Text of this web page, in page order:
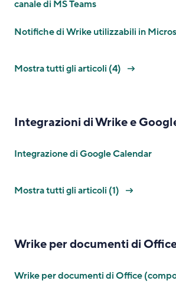
canale di MS Teams
Notifiche di Wrike utilizzabili in
Mostra tutti gli articoli (4)
Integrazioni di Wrike e
Integrazione di Google Calendar
Mostra tutti gli articoli (1)
Wrike per documenti di
Wrike per documenti di Office